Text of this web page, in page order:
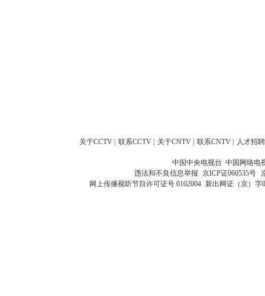
关于CCTV 联系CCTV 关于CNTV 联系CNTV 人才招聘
中国中央电视台 中国网络电
违法和不良信息举报 京ICP证060535号
网上传播视听节目许可证号 0102004 新出网证（京）